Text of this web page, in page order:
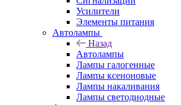
Усилители
Элементы питания
Автолампы
Назад
Автолампы
Лампы галогенные
Лампы ксеноновые
Лампы накаливания
Лампы светодиодные